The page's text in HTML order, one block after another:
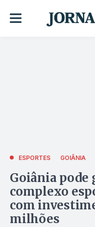
ESPORTES GOIÂNIA
Goiânia pode
complexo
com
milhões